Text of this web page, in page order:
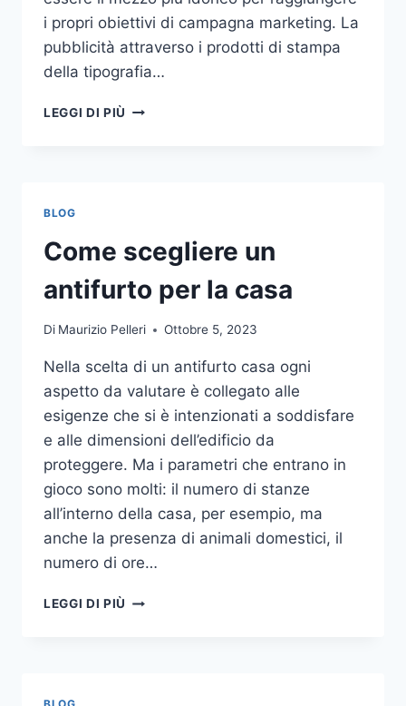
i propri obiettivi di campagna marketing. La
pubblicità attraverso i prodotti di stampa
della tipografia…
LEGGI DI PIÙ VUOI
A
UNA
TIPOGRAFIA
ECCO
SCEGLIERE
BLOG
Come scegliere un
antifurto per la casa
Di Maurizio Pelleri Ottobre 5, 2023
Nella scelta di un antifurto casa ogni
aspetto da valutare è collegato alle
esigenze che si è intenzionati a soddisfare
e alle dimensioni dell’edificio da
proteggere. Ma i parametri che entrano in
gioco sono molti: il numero di stanze
all’interno della casa, per esempio, ma
anche la presenza di animali domestici, il
numero di ore…
LEGGI DI PIÙ COME